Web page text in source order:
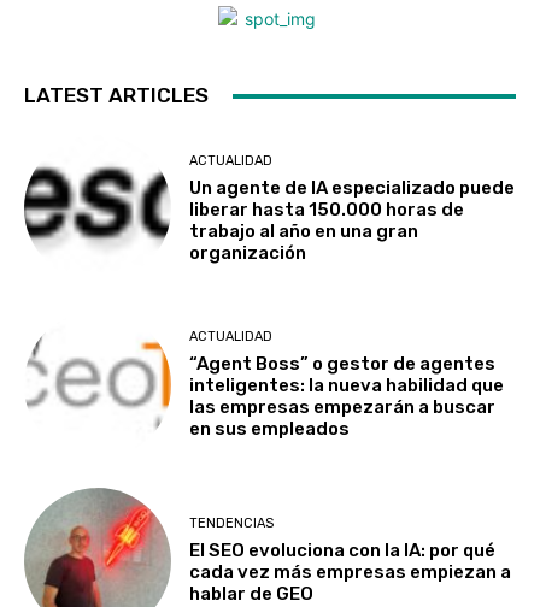
LATEST ARTICLES
ACTUALIDAD
Un agente de IA especializado puede
liberar hasta 150.000 horas de
trabajo al año en una gran
organización
ACTUALIDAD
“Agent Boss” o gestor de agentes
inteligentes: la nueva habilidad que
las empresas empezarán a buscar
en sus empleados
TENDENCIAS
El SEO evoluciona con la IA: por qué
cada vez más empresas empiezan a
hablar de GEO